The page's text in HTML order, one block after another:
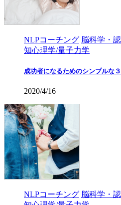
NLPコーチング 脳科学・
知心理学/量子力学
成功者になるためのシンプルな
2020/4/16
NLPコーチング 脳科学・